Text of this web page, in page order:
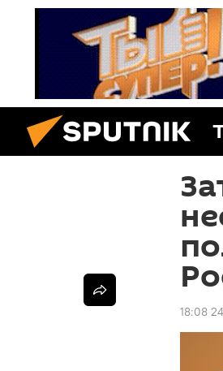
18:08